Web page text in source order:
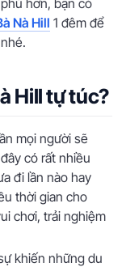
hơn, bạn có
Nà Hill 1 đêm để
Hill tự túc?
mọi người sẽ
có rất nhiều
đi lần nào hay
thời gian cho
chơi, trải nghiệm
khiến những du